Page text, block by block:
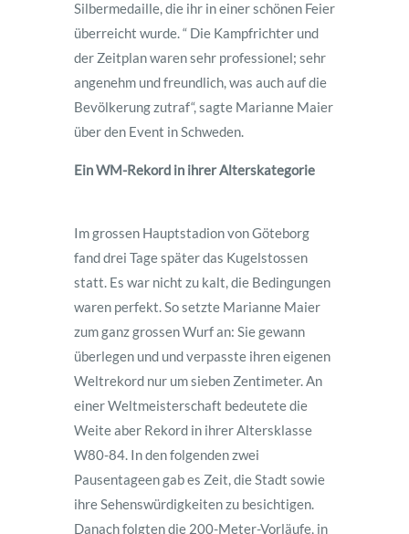
Silbermedaille, die ihr in einer schönen Feier
überreicht wurde. “ Die Kampfrichter und
der Zeitplan waren sehr professionel; sehr
angenehm und freundlich, was auch auf die
Bevölkerung zutraf“, sagte Marianne Maier
über den Event in Schweden.
Ein WM-Rekord in ihrer Alterskategorie
Im grossen Hauptstadion von Göteborg
fand drei Tage später das Kugelstossen
statt. Es war nicht zu kalt, die Bedingungen
waren perfekt. So setzte Marianne Maier
zum ganz grossen Wurf an: Sie gewann
überlegen und und verpasste ihren eigenen
Weltrekord nur um sieben Zentimeter. An
einer Weltmeisterschaft bedeutete die
Weite aber Rekord in ihrer Altersklasse
W80-84. In den folgenden zwei
Pausentageen gab es Zeit, die Stadt sowie
ihre Sehenswürdigkeiten zu besichtigen.
Danach folgten die 200-Meter-Vorläufe, in